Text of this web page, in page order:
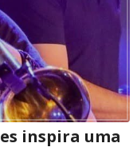
inspira uma